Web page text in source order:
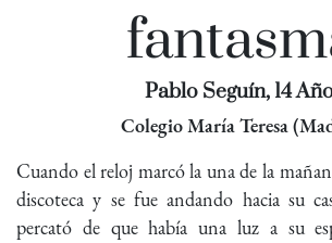
Pablo Seguín, 14
Colegio María Teresa
Cuando el reloj marcó la una de la
discoteca y se fue andando hacia su
percató de que había una luz a su